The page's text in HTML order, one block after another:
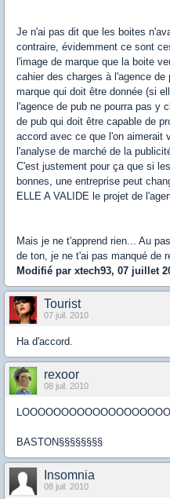
Je n'ai pas dit que les boites
contraire, évidemment ce sont
l'image de marque que la boite
cahier des charges à l'agence
marque qui doit être donnée (si
l'agence de pub ne pourra pas y
de pub qui doit être capable de
accord avec ce que l'on aimerait
l'analyse de marché de la
C'est justement pour ça que si
bonnes, une entreprise peut
ELLE A VALIDE le projet de
Mais je ne t'apprend rien... Au
de ton, je ne t'ai pas manqué de
Modifié par xtech93, 07 juillet
Tourist
07 juil. 2010
Ha d'accord.
rexoor
08 juil. 2010
BASTON§§§§§§§§
Insomnia
08 juil. 2010